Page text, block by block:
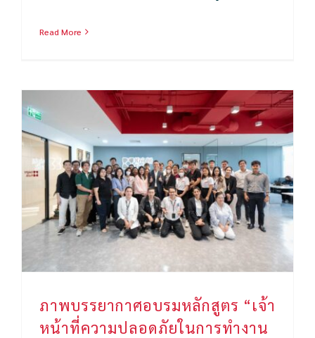
Read More
ภาพบรรยากาศอบรมหลักสูตร “เจ้า
หน้าที่ความปลอดภัยในการทำงาน